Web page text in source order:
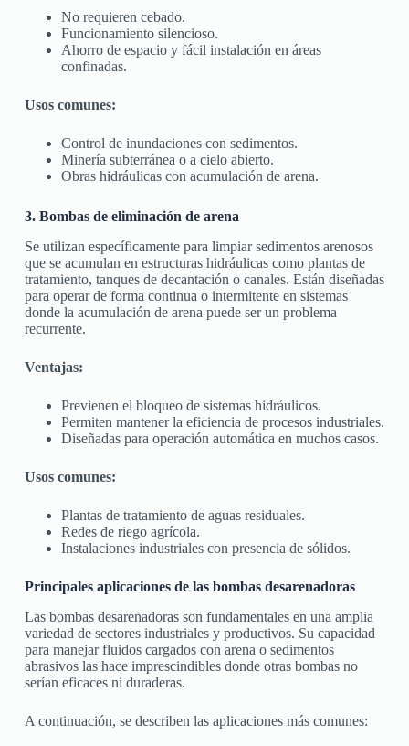
No requieren cebado.
Funcionamiento silencioso.
Ahorro de espacio y fácil instalación en áreas
confinadas.
Usos comunes:
Control de inundaciones con sedimentos.
Minería subterránea o a cielo abierto.
Obras hidráulicas con acumulación de arena.
3. Bombas de eliminación de arena
Se utilizan específicamente para limpiar sedimentos arenosos
que se acumulan en estructuras hidráulicas como plantas de
tratamiento, tanques de decantación o canales. Están diseñadas
para operar de forma continua o intermitente en sistemas
donde la acumulación de arena puede ser un problema
recurrente.
Ventajas:
Previenen el bloqueo de sistemas hidráulicos.
Permiten mantener la eficiencia de procesos industriales.
Diseñadas para operación automática en muchos casos.
Usos comunes:
Plantas de tratamiento de aguas residuales.
Redes de riego agrícola.
Instalaciones industriales con presencia de sólidos.
Principales aplicaciones de las bombas desarenadoras
Las bombas desarenadoras son fundamentales en una amplia
variedad de sectores industriales y productivos. Su capacidad
para manejar fluidos cargados con arena o sedimentos
abrasivos las hace imprescindibles donde otras bombas no
serían eficaces ni duraderas.
A continuación, se describen las aplicaciones más comunes: